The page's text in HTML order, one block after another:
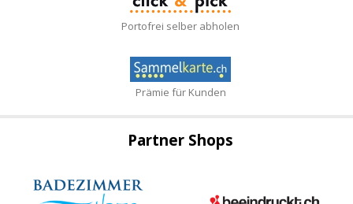
Portofrei selber abholen
Prämie für Kunden
Partner Shops